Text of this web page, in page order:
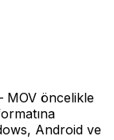
öncelikle
Android ve